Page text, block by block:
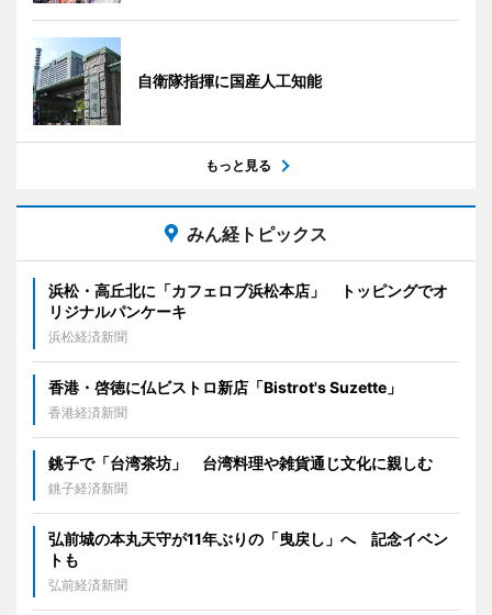
自衛隊指揮に国産人工知能
もっと見る
みん経トピックス
浜松・高丘北に「カフェロブ浜松本店」 トッピングでオ
リジナルパンケーキ
浜松経済新聞
香港・啓徳に仏ビストロ新店「Bistrot's Suzette」
香港経済新聞
銚子で「台湾茶坊」 台湾料理や雑貨通じ文化に親しむ
銚子経済新聞
弘前城の本丸天守が11年ぶりの「曳戻し」へ 記念イベン
トも
弘前経済新聞